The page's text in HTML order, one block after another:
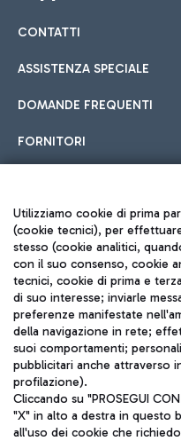
Cucina Internazionale
Fast Food
Hotel in aeroporto
Scegli l'alloggio più adatto
all'aeroporto.
Car sharing
Con il Car Sharing è
Treno
Raggiungi velocemente
tramite i servizi ferroviari
CONTATTI
ASSISTENZA SPECIALE
DOMANDE FREQUENTI
FORNITORI
Seguici sui social
Utilizziamo cookie di prima
(cookie tecnici), per
stesso (cookie analitici,
con il suo consenso, cookie
tecnici, cookie di prima e
di suo interesse; inviarle
preferenze manifestate
della navigazione in rete;
suoi comportamenti;
pubblicitari anche attraverso
profilazione).
Cliccando su "PROSEGUI
"X" in alto a destra in questo
all'uso dei cookie che